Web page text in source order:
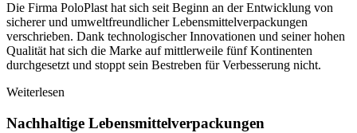
Die Firma PoloPlast hat sich seit Beginn an der Entwicklung von
sicherer und umweltfreundlicher Lebensmittelverpackungen
verschrieben. Dank technologischer Innovationen und seiner hohen
Qualität hat sich die Marke auf mittlerweile fünf Kontinenten
durchgesetzt und stoppt sein Bestreben für Verbesserung nicht.
Weiterlesen
Nachhaltige Lebensmittelverpackungen